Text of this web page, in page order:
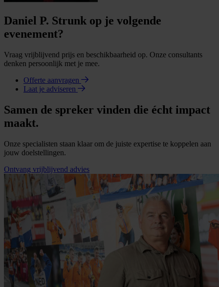
Daniel P. Strunk op je volgende
evenement?
Vraag vrijblijvend prijs en beschikbaarheid op. Onze consultants
denken persoonlijk met je mee.
Offerte aanvragen
Laat je adviseren
Samen de spreker vinden die écht impact
maakt.
Onze specialisten staan klaar om de juiste expertise te koppelen aan
jouw doelstellingen.
Ontvang vrijblijvend advies